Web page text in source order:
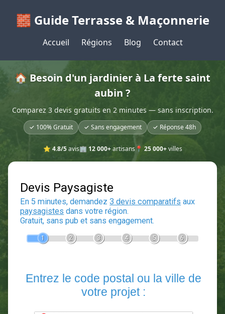
🧱 Guide Terrasse & Maçonnerie
Accueil Régions Blog Contact
🏠 Besoin d'un jardinier à La ferte saint
aubin ?
Comparez 3 devis gratuits en 2 minutes — sans inscription.
✓ 100% Gratuit ✓ Sans engagement ✓ Réponse 48h
⭐ 4.8/5avis🏢 12 000+artisans📍 25 000+villes
Devis Paysagiste
En 5 minutes, demandez3 devis comparatifs
2 3